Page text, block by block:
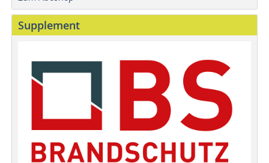
Supplement